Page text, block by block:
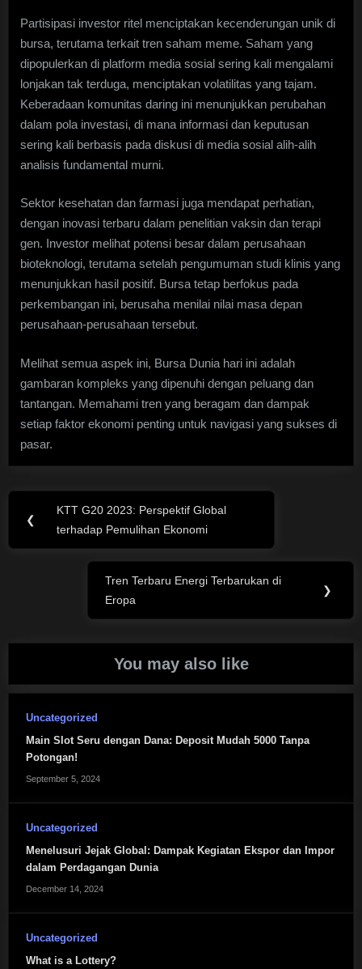
Partisipasi investor ritel menciptakan kecenderungan unik di
bursa, terutama terkait tren saham meme. Saham yang
dipopulerkan di platform media sosial sering kali mengalami
lonjakan tak terduga, menciptakan volatilitas yang tajam.
Keberadaan komunitas daring ini menunjukkan perubahan
dalam pola investasi, di mana informasi dan keputusan
sering kali berbasis pada diskusi di media sosial alih-alih
analisis fundamental murni.
Sektor kesehatan dan farmasi juga mendapat perhatian,
dengan inovasi terbaru dalam penelitian vaksin dan terapi
gen. Investor melihat potensi besar dalam perusahaan
bioteknologi, terutama setelah pengumuman studi klinis yang
menunjukkan hasil positif. Bursa tetap berfokus pada
perkembangan ini, berusaha menilai nilai masa depan
perusahaan-perusahaan tersebut.
Melihat semua aspek ini, Bursa Dunia hari ini adalah
gambaran kompleks yang dipenuhi dengan peluang dan
tantangan. Memahami tren yang beragam dan dampak
setiap faktor ekonomi penting untuk navigasi yang sukses di
pasar.
Post
navigation
❮
Previous
Post:
KTT G20 2023: Perspektif Global
terhadap Pemulihan Ekonomi
Next
Post:
Tren Terbaru Energi Terbarukan di
Eropa
❯
You may also like
Uncategorized
Main Slot Seru dengan Dana: Deposit Mudah 5000 Tanpa
Potongan!
September 5, 2024
Uncategorized
Menelusuri Jejak Global: Dampak Kegiatan Ekspor dan Impor
dalam Perdagangan Dunia
December 14, 2024
Uncategorized
What is a Lottery?